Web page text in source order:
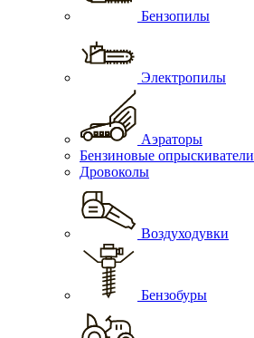
Бензопилы
Электропилы
Аэраторы
Бензиновые опрыскиватели
Дровоколы
Воздуходувки
Бензобуры